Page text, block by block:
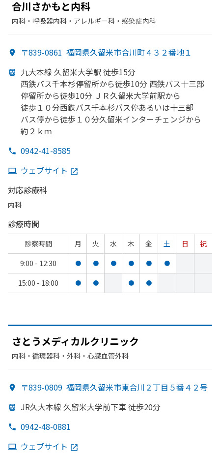
合川さかもと内科
内科・​呼吸器内科・​アレルギー科・​感染症内科
〒839-0861 福岡県久留米市合川町４３２番地１
九大本線 久留米大学駅 徒歩15分
西鉄バス千本杉停留所から徒歩10分 西鉄バス十三部
停留所から徒歩10分 ＪＲ久留米大学前駅から
徒歩１０分西鉄バス千本杉バス停あるいは十三部
バス停から徒歩１０分久留米インターチェンジから
約２ｋｍ
0942-41-8585
ウェブサイト
対応診療科
内科
診療時間
診察時間 月 火 水 木 金 土 日
祝
9:00 - 12:30
● ● ● ● ● ●
15:00 - 18:00 ● ● ● ●
さとうメディカルクリニック
内科・​循環器科・​外科・​心臓血管外科
〒839-0809 福岡県久留米市東合川２丁目５番４２号
JR久大本線 久留米大学前下車 徒歩20分
0942-48-0881
ウェブサイト